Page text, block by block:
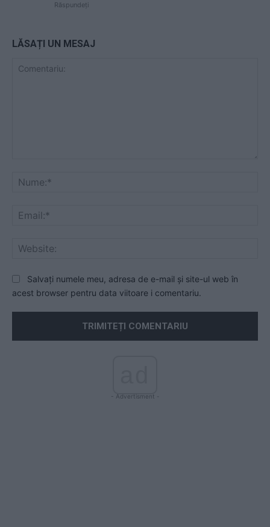
Răspundeți
LĂSAȚI UN MESAJ
Salvați numele meu, adresa de e-mail și site-ul web în
acest browser pentru data viitoare i comentariu.
- Advertisment -